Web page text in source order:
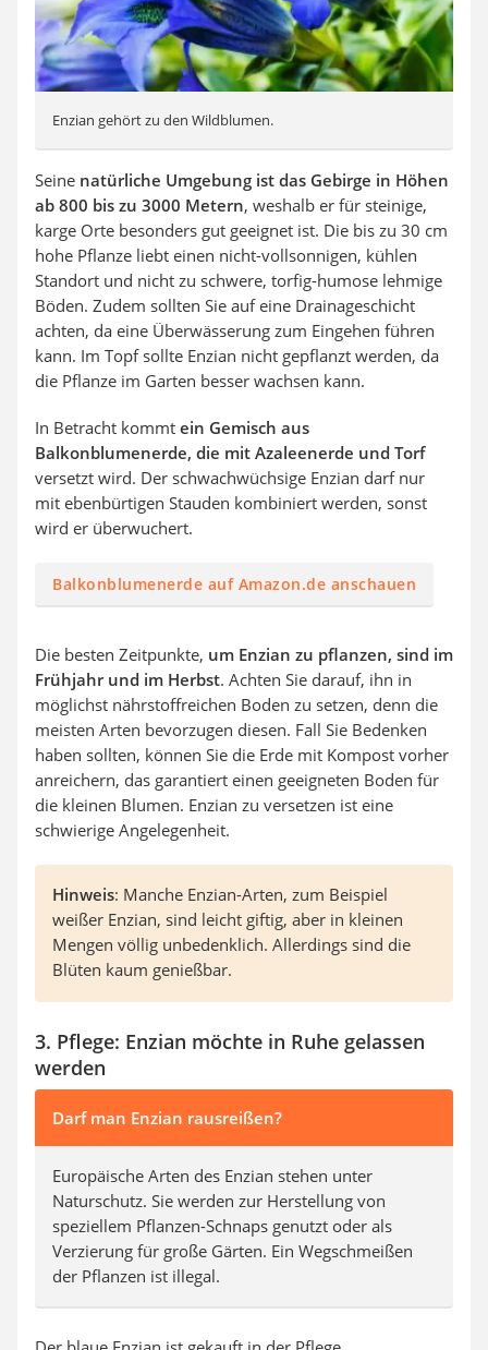
Enzian gehört zu den Wildblumen.
Seine natürliche Umgebung ist das Gebirge in Höhen
ab 800 bis zu 3000 Metern, weshalb er für steinige,
karge Orte besonders gut geeignet ist. Die bis zu 30 cm
hohe Pflanze liebt einen nicht-vollsonnigen, kühlen
Standort und nicht zu schwere, torfig-humose lehmige
Böden. Zudem sollten Sie auf eine Drainageschicht
achten, da eine Überwässerung zum Eingehen führen
kann. Im Topf sollte Enzian nicht gepflanzt werden, da
die Pflanze im Garten besser wachsen kann.
In Betracht kommt ein Gemisch aus
Balkonblumenerde, die mit Azaleenerde und Torf
versetzt wird. Der schwachwüchsige Enzian darf nur
mit ebenbürtigen Stauden kombiniert werden, sonst
wird er überwuchert.
Balkonblumenerde auf Amazon.de anschauen
Die besten Zeitpunkte, um Enzian zu pflanzen, sind im
Frühjahr und im Herbst. Achten Sie darauf, ihn in
möglichst nährstoffreichen Boden zu setzen, denn die
meisten Arten bevorzugen diesen. Fall Sie Bedenken
haben sollten, können Sie die Erde mit Kompost vorher
anreichern, das garantiert einen geeigneten Boden für
die kleinen Blumen. Enzian zu versetzen ist eine
schwierige Angelegenheit.
Hinweis: Manche Enzian-Arten, zum Beispiel
weißer Enzian, sind leicht giftig, aber in kleinen
Mengen völlig unbedenklich. Allerdings sind die
Blüten kaum genießbar.
3. Pflege: Enzian möchte in Ruhe gelassen
werden
Darf man Enzian rausreißen?
Europäische Arten des Enzian stehen unter
Naturschutz. Sie werden zur Herstellung von
speziellem Pflanzen-Schnaps genutzt oder als
Verzierung für große Gärten. Ein Wegschmeißen
der Pflanzen ist illegal.